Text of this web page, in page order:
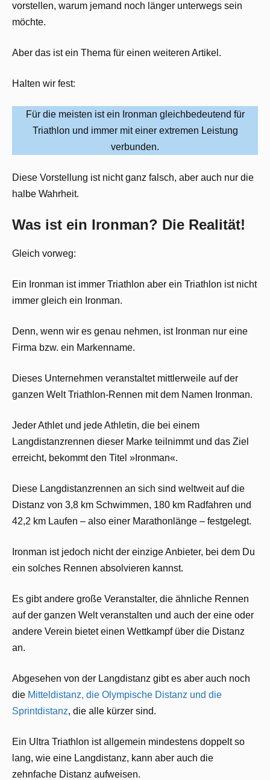
vorstellen, warum jemand noch länger unterwegs sein
möchte.
Aber das ist ein Thema für einen weiteren Artikel.
Halten wir fest:
Für die meisten ist ein Ironman gleichbedeutend für
Triathlon und immer mit einer extremen Leistung
verbunden.
Diese Vorstellung ist nicht ganz falsch, aber auch nur die
halbe Wahrheit.
Was ist ein Ironman? Die Realität!
Gleich vorweg:
Ein Ironman ist immer Triathlon aber ein Triathlon ist nicht
immer gleich ein Ironman.
Denn, wenn wir es genau nehmen, ist Ironman nur eine
Firma bzw. ein Markenname.
Dieses Unternehmen veranstaltet mittlerweile auf der
ganzen Welt Triathlon-Rennen mit dem Namen Ironman.
Jeder Athlet und jede Athletin, die bei einem
Langdistanzrennen dieser Marke teilnimmt und das Ziel
erreicht, bekommt den Titel »Ironman«.
Diese Langdistanzrennen an sich sind weltweit auf die
Distanz von 3,8 km Schwimmen, 180 km Radfahren und
42,2 km Laufen – also einer Marathonlänge – festgelegt.
Ironman ist jedoch nicht der einzige Anbieter, bei dem Du
ein solches Rennen absolvieren kannst.
Es gibt andere große Veranstalter, die ähnliche Rennen
auf der ganzen Welt veranstalten und auch der eine oder
andere Verein bietet einen Wettkampf über die Distanz
an.
Abgesehen von der Langdistanz gibt es aber auch noch
die Mitteldistanz, die Olympische Distanz und die
Sprintdistanz, die alle kürzer sind.
Ein Ultra Triathlon ist allgemein mindestens doppelt so
lang, wie eine Langdistanz, kann aber auch die
zehnfache Distanz aufweisen.